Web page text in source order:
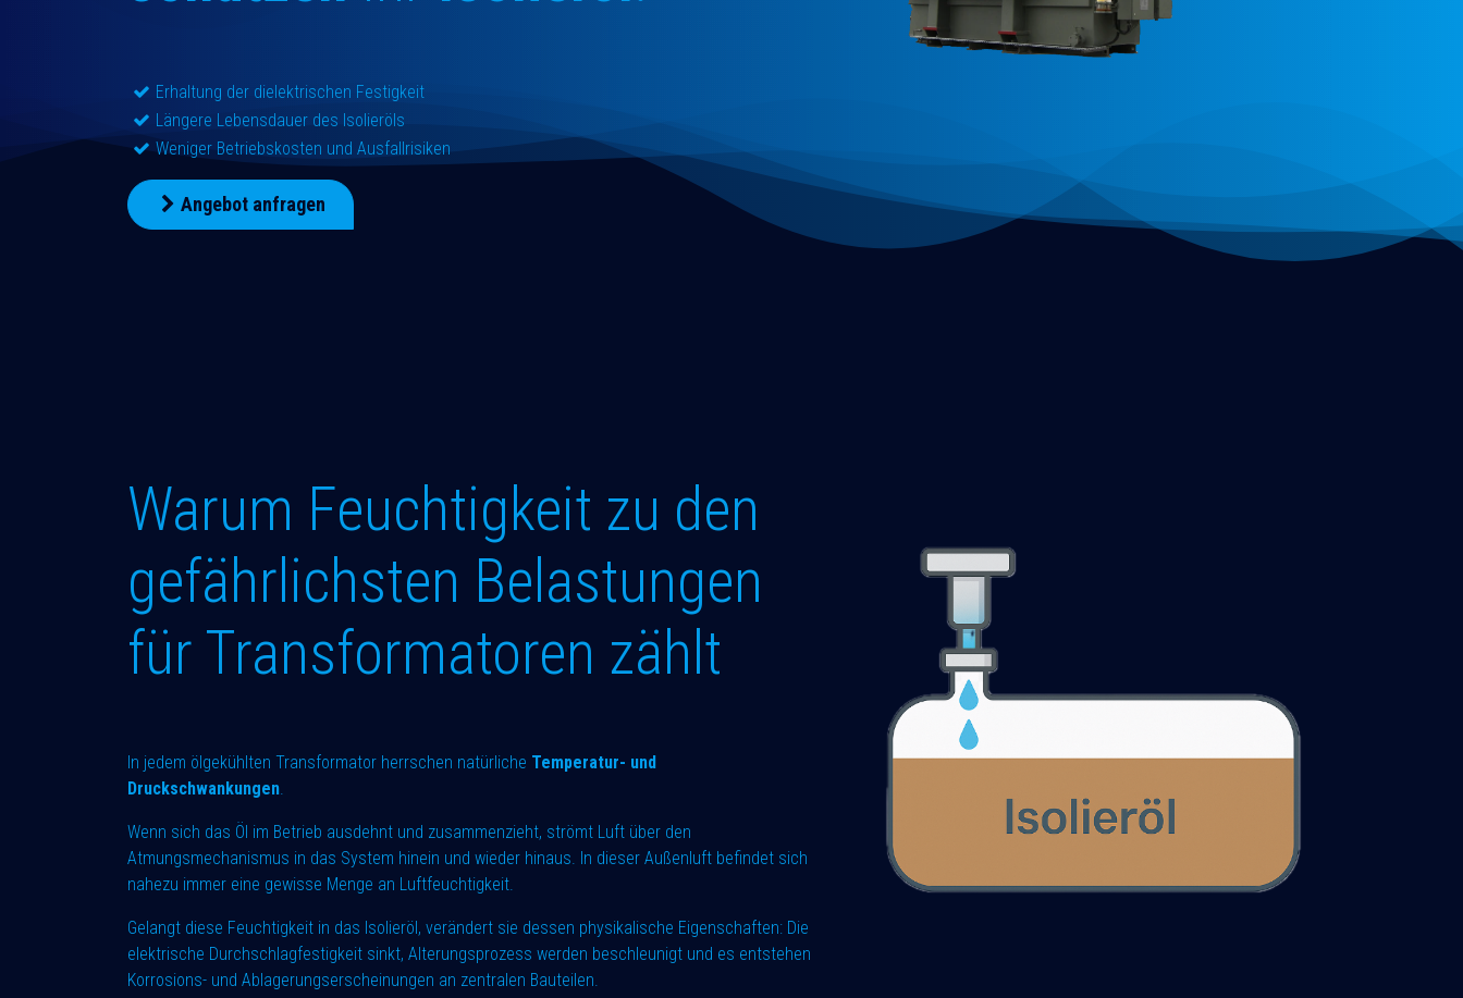
Erhaltung der dielektrischen Festigkeit
Längere Lebensdauer des Isolieröls
Weniger Betriebskosten und Ausfallrisiken
Angebot anfragen
Warum Feuchtigkeit zu den
gefährlichsten Belastungen
für Transformatoren zählt
In jedem ölgekühlten Transformator herrschen natürliche Temperatur- und
Druckschwankungen.
Wenn sich das Öl im Betrieb ausdehnt und zusammenzieht, strömt Luft über den
Atmungsmechanismus in das System hinein und wieder hinaus. In dieser Außenluft befindet sich
nahezu immer eine gewisse Menge an Luftfeuchtigkeit.
Gelangt diese Feuchtigkeit in das Isolieröl, verändert sie dessen physikalische Eigenschaften: Die
elektrische Durchschlagfestigkeit sinkt, Alterungsprozess werden beschleunigt und es entstehen
Korrosions- und Ablagerungserscheinungen an zentralen Bauteilen.